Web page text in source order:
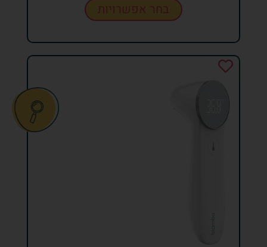
בחר אפשרויות